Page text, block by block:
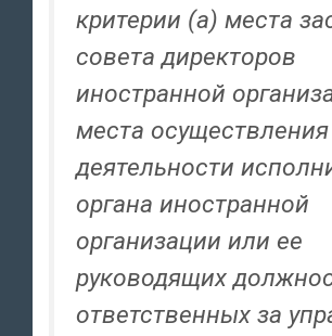
критерии (а) места
совета директоров
иностранной
места осуществления
деятельности
органа иностранной
организации или ее
руководящих
ответственных за